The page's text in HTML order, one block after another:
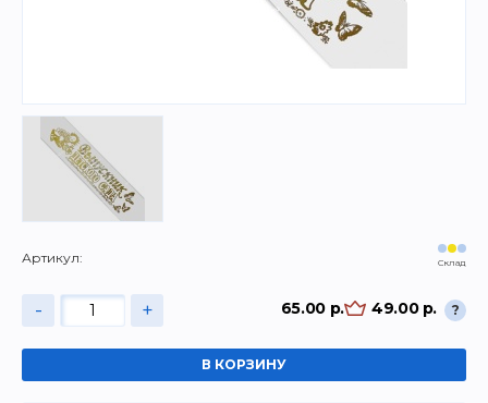
Артикул: Склад
- + 65.00 р. 49.00 р. ?
В КОРЗИНУ